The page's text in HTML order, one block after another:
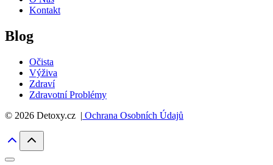
Kontakt
Blog
Očista
Výživa
Zdraví
Zdravotní Problémy
© 2026 Detoxy.cz | Ochrana Osobních Údajů